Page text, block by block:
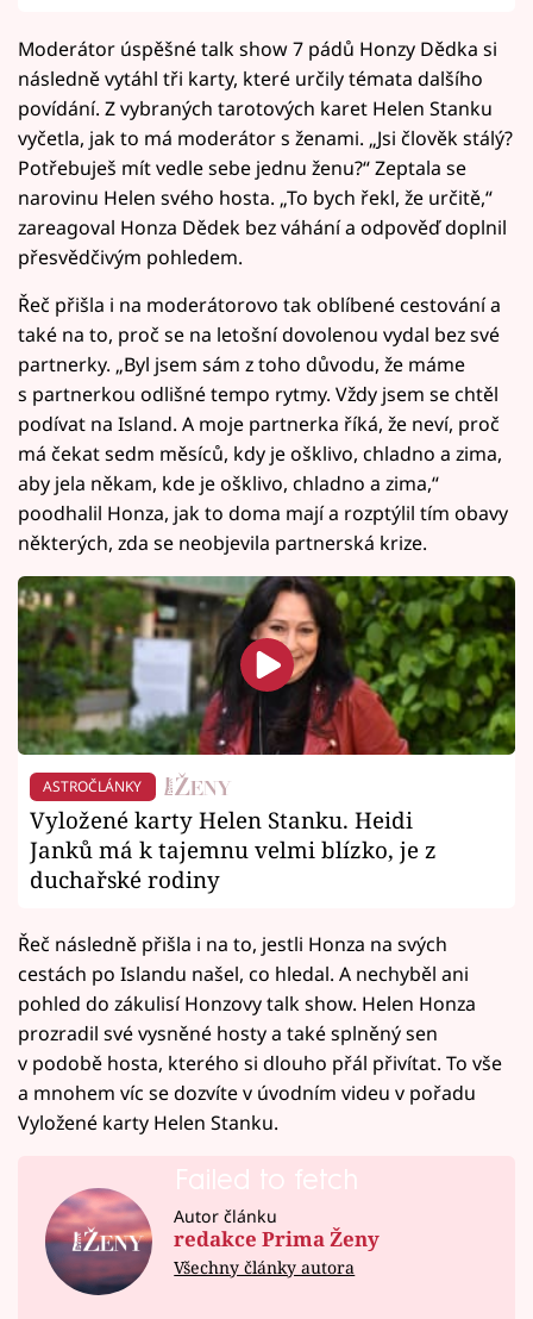
Moderátor úspěšné talk show 7 pádů Honzy Dědka si
následně vytáhl tři karty, které určily témata dalšího
povídání. Z vybraných tarotových karet Helen Stanku
vyčetla, jak to má moderátor s ženami. „Jsi člověk stálý?
Potřebuješ mít vedle sebe jednu ženu?“ Zeptala se
narovinu Helen svého hosta. „To bych řekl, že určitě,“
zareagoval Honza Dědek bez váhání a odpověď doplnil
přesvědčivým pohledem.
Řeč přišla i na moderátorovo tak oblíbené cestování a
také na to, proč se na letošní dovolenou vydal bez své
partnerky. „Byl jsem sám z toho důvodu, že máme
s partnerkou odlišné tempo rytmy. Vždy jsem se chtěl
podívat na Island. A moje partnerka říká, že neví, proč
má čekat sedm měsíců, kdy je ošklivo, chladno a zima,
aby jela někam, kde je ošklivo, chladno a zima,“
poodhalil Honza, jak to doma mají a rozptýlil tím obavy
některých, zda se neobjevila partnerská krize.
ASTROČLÁNKY
Vyložené karty Helen Stanku. Heidi
Janků má k tajemnu velmi blízko, je z
duchařské rodiny
Řeč následně přišla i na to, jestli Honza na svých
cestách po Islandu našel, co hledal. A nechyběl ani
pohled do zákulisí Honzovy talk show. Helen Honza
prozradil své vysněné hosty a také splněný sen
v podobě hosta, kterého si dlouho přál přivítat. To vše
a mnohem víc se dozvíte v úvodním videu v pořadu
Vyložené karty Helen Stanku.
Failed to fetch
Autor článku
redakce Prima Ženy
Všechny články autora